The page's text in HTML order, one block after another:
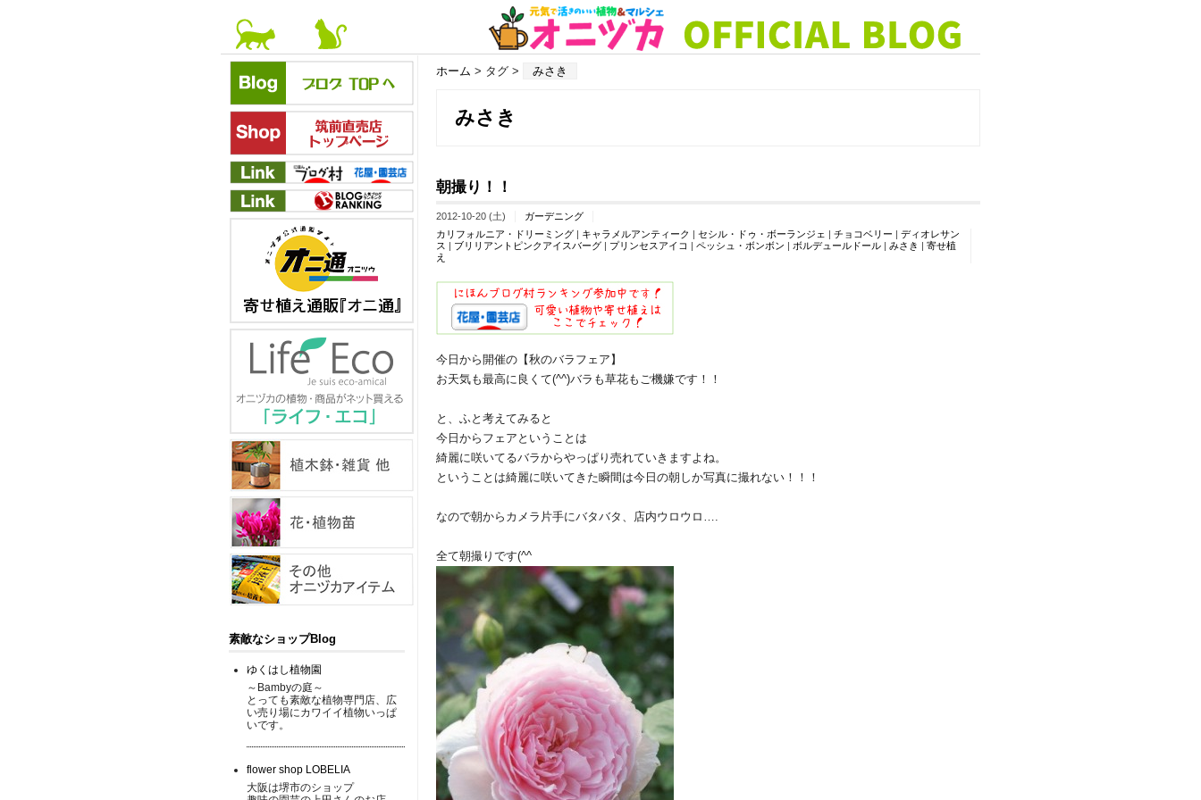
ホーム > タグ > みさき
みさき
朝撮り！！
2012-10-20 (土)
ガーデニング
カリフォルニア・ドリーミング | キャラメルアンティーク | セシル・ドゥ・ボーランジェ | チョコベリー | ディオレサン
ス | ブリリアントピンクアイスバーグ | プリンセスアイコ | ペッシュ・ボンボン | ボルデュールドール | みさき | 寄せ植
え
今日から開催の【秋のバラフェア】
お天気も最高に良くて(^^)バラも草花もご機嫌です！！
と、ふと考えてみると
今日からフェアということは
綺麗に咲いてるバラからやっぱり売れていきますよね。
ということは綺麗に咲いてきた瞬間は今日の朝しか写真に撮れない！！！
なので朝からカメラ片手にバタバタ、店内ウロウロ….
全て朝撮りです(^^ゞ
素敵なショップBlog
ゆくはし植物園
～Bambyの庭～
とっても素敵な植物専門店、広
い売り場にカワイイ植物いっぱ
いです。
flower shop LOBELIA
大阪は堺市のショップ